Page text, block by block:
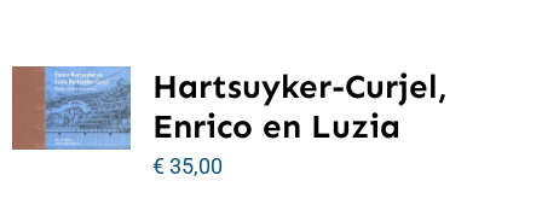
Hartsuyker-Curjel,
Enrico en Luzia
€35,00